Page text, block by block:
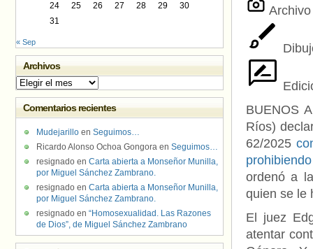
BUENOS
Ríos)
62/2025
ordenó a
quien se le
El juez
atentar
24
25 26 27 28 29
30
31
« Sep
Archivos
Archivos
Comentarios recientes
Mudejarillo en Seguimos…
Ricardo Alonso Ochoa Gongora en Seguimos…
resignado en Carta abierta a Monseñor Munilla,
por Miguel Sánchez Zambrano.
resignado en Carta abierta a Monseñor Munilla,
por Miguel Sánchez Zambrano.
resignado en “Homosexualidad. Las Razones
de Dios”, de Miguel Sánchez Zambrano